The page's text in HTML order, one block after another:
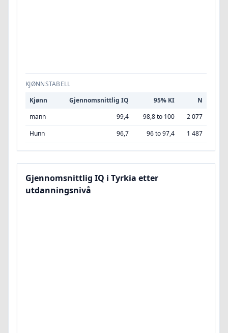
KJØNNSTABELL
Kjønn
Gjennomsnittlig IQ 95% KI
N
mann
99,4 98,8 to 100
2 077
Hunn
96,7 96 to 97,4 1 487
Gjennomsnittlig IQ i Tyrkia etter
utdanningsnivå